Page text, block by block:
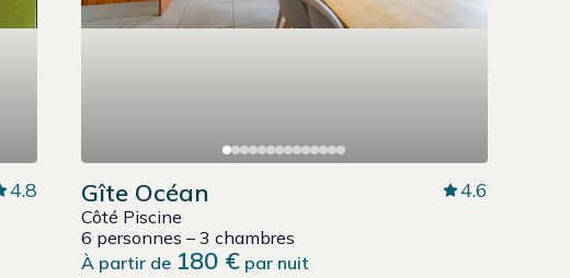
4.8 Gîte Océan
Côté Piscine
6 personnes – 3 chambres
À partir de 180 €par nuit
4.6